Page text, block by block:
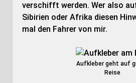
verschifft werden. Wer also
Sibirien oder Afrika diesen
mal den Fahrer von mir.
Aufkleber geht auf
Reise